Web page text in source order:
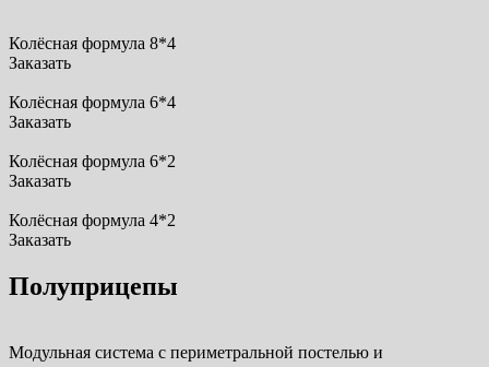
Колёсная формула 8*4
Заказать
Колёсная формула 6*4
Заказать
Колёсная формула 6*2
Заказать
Колёсная формула 4*2
Заказать
Полуприцепы
Модульная система с периметральной постелью и